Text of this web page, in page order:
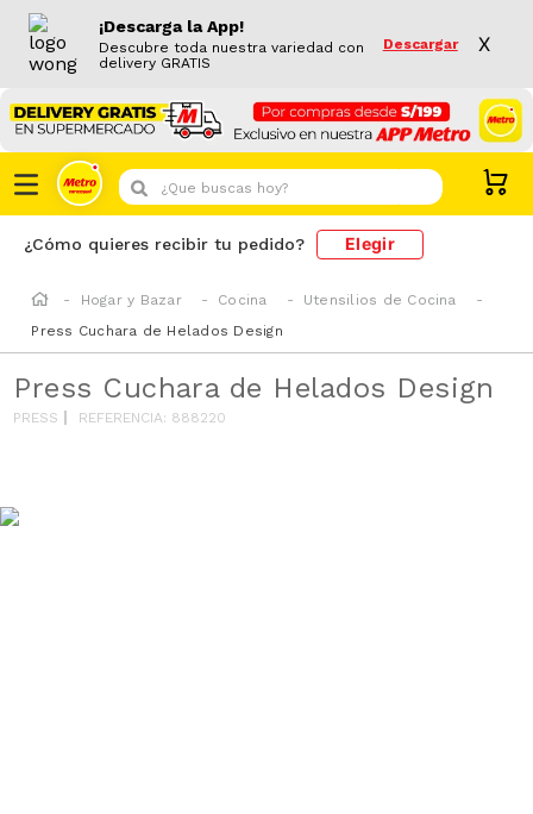
¡Descarga la App!
Descubre toda nuestra variedad con
delivery GRATIS
Descargar X
¿Que buscas hoy?
¿Cómo quieres recibir tu pedido? Elegir
Hogar y Bazar Cocina
Utensilios de Cocina
Press Cuchara de Helados Design
Press Cuchara de Helados Design
PRESS REFERENCIA: 888220